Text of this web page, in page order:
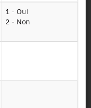
1 - Oui
2 - Non
de courte et
membres, selon les
ainsi que la